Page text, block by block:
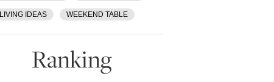
LIVING IDEAS WEEKEND TABLE
Ranking